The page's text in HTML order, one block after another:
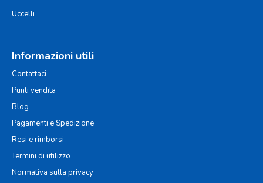
Uccelli
Informazioni utili
Contattaci
Punti vendita
Blog
Pagamenti e Spedizione
Resi e rimborsi
Termini di utilizzo
Normativa sulla privacy